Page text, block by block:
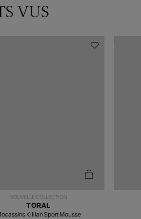
VUS
NOUVELLE COLLECTION
TORAL
Killian Sport Mousse